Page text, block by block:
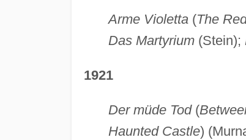
Arme Violetta(The
Das Martyrium(Stein);
1921
Der müde Tod(
Haunted Castle)